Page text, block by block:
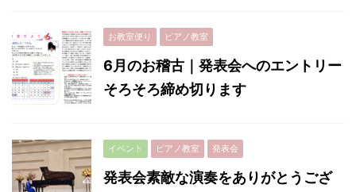
お教室便り ピアノ教室
6月のお稽古｜発表会へのエントリー
そろそろ締め切ります
イベント ピアノ教室 発表会
発表会素敵な演奏をありがとうござ